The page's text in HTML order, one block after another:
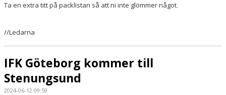
Ta en extra titt på packlistan så att ni inte glömmer något.
//Ledarna
IFK Göteborg kommer till
Stenungsund
2024-06-12 09:59